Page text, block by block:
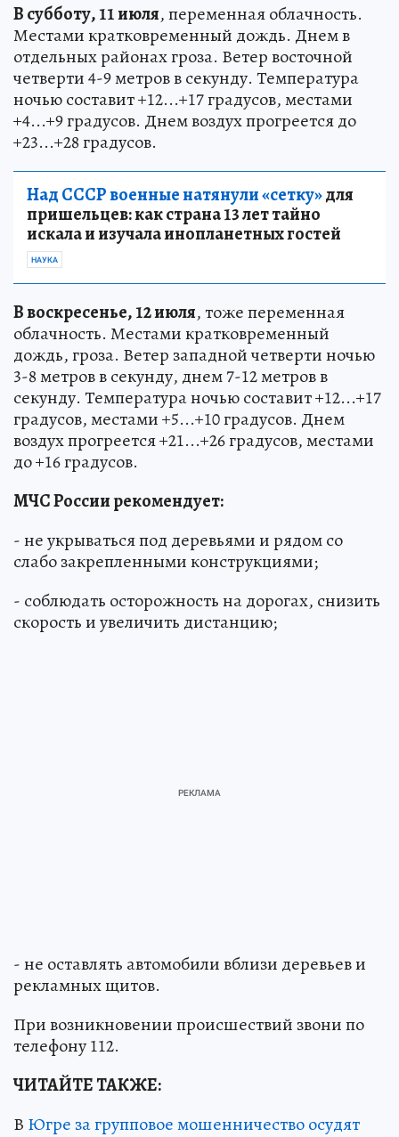
В субботу, 11 июля, переменная облачность.
Местами кратковременный дождь. Днем в
отдельных районах гроза. Ветер восточной
четверти 4-9 метров в секунду. Температура
ночью составит +12...+17 градусов, местами
+4...+9 градусов. Днем воздух прогреется до
+23...+28 градусов.
Над СССР военные натянули «сетку»для
пришельцев: как страна 13 лет тайно
искала и изучала инопланетных гостей
НАУКА
В воскресенье, 12 июля, тоже переменная
облачность. Местами кратковременный
дождь, гроза. Ветер западной четверти ночью
3-8 метров в секунду, днем 7-12 метров в
секунду. Температура ночью составит +12...+17
градусов, местами +5...+10 градусов. Днем
воздух прогреется +21...+26 градусов, местами
до +16 градусов.
МЧС России рекомендует:
- не укрываться под деревьями и рядом со
слабо закрепленными конструкциями;
- соблюдать осторожность на дорогах, снизить
скорость и увеличить дистанцию;
- не оставлять автомобили вблизи деревьев и
рекламных щитов.
При возникновении происшествий звони по
телефону 112.
ЧИТАЙТЕ ТАКЖЕ:
В Югре за групповое мошенничество осудят